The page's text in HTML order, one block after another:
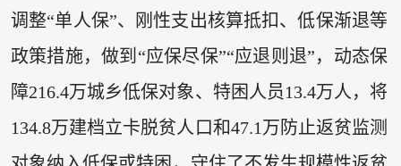
调整“单人保”、刚性支出核算抵扣、低保渐退等
政策措施，做到“应保尽保”“应退则退”，动态保
障216.4万城乡低保对象、特困人员13.4万人，将
134.8万建档立卡脱贫人口和47.1万防止返贫监测